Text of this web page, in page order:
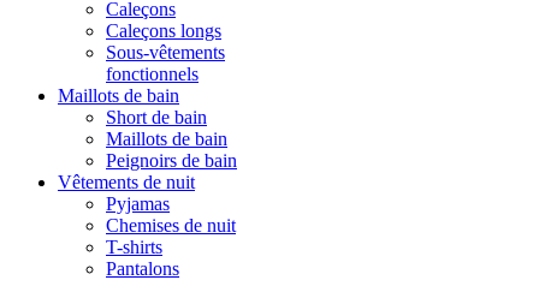
Caleçons
Caleçons longs
Sous-vêtements
fonctionnels
Maillots de bain
Short de bain
Maillots de bain
Peignoirs de bain
Vêtements de nuit
Pyjamas
Chemises de nuit
T-shirts
Pantalons